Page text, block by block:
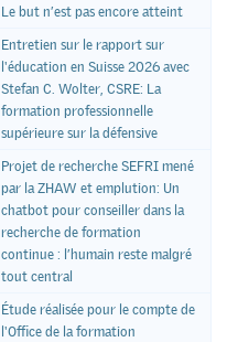
Le but n’est pas encore atteint
Entretien sur le rapport sur
l'éducation en Suisse 2026 avec
Stefan C. Wolter, CSRE: La
formation professionnelle
supérieure sur la défensive
Projet de recherche SEFRI mené
par la ZHAW et emplution: Un
chatbot pour conseiller dans la
recherche de formation
continue : l’humain reste malgré
tout central
Étude réalisée pour le compte de
l'Office de la formation